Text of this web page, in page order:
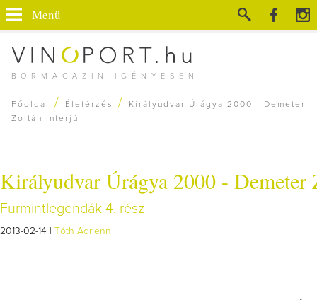
BORMAGAZIN IGÉNYESEN
Menü
Főoldal / Életérzés /
Királyudvar Úrágya 2000 - Demeter
Zoltán interjú
Királyudvar Úrágya 2000 - Demeter
Furmintlegendák 4. rész
2013-02-14 | Tóth Adrienn